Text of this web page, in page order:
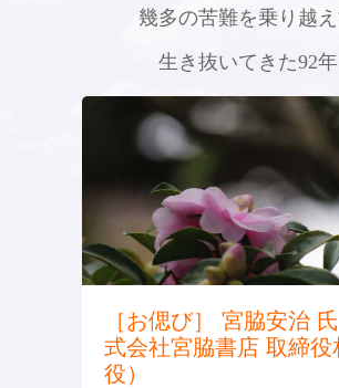
幾多の苦難を乗り越
生き抜いてきた92年
［お偲び］ 宮脇安治
式会社宮脇書店 取締役
役）